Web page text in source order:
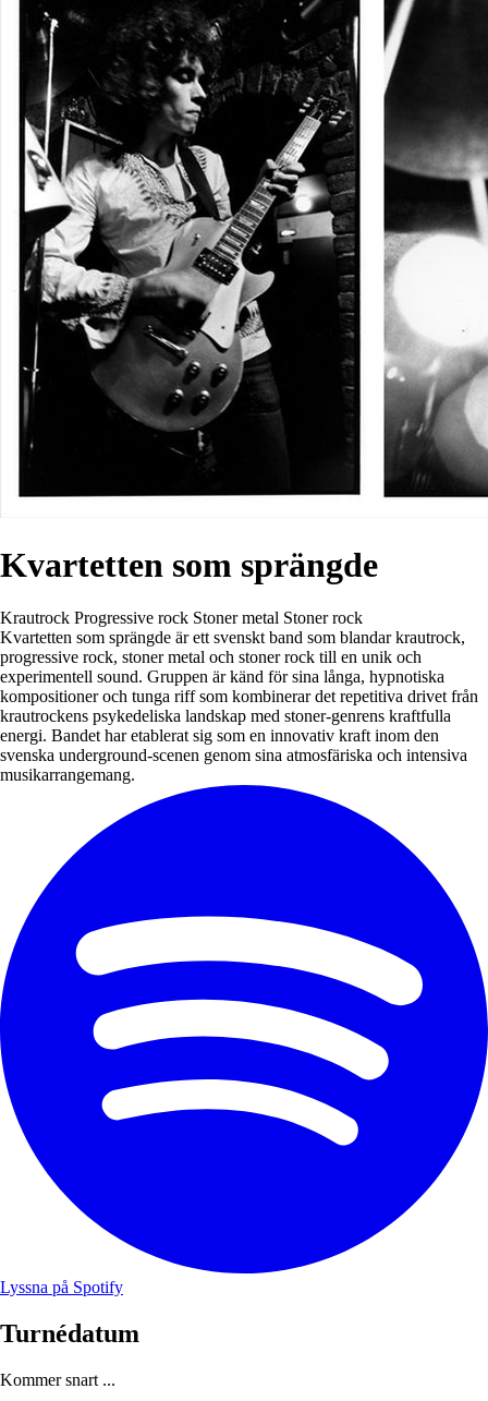
Kvartetten som sprängde
Krautrock Progressive rock Stoner metal Stoner rock
Kvartetten som sprängde är ett svenskt band som blandar krautrock,
progressive rock, stoner metal och stoner rock till en unik och
experimentell sound. Gruppen är känd för sina långa, hypnotiska
kompositioner och tunga riff som kombinerar det repetitiva drivet från
krautrockens psykedeliska landskap med stoner-genrens kraftfulla
energi. Bandet har etablerat sig som en innovativ kraft inom den
svenska underground-scenen genom sina atmosfäriska och intensiva
musikarrangemang.
Lyssna på Spotify
Turnédatum
Kommer snart ...